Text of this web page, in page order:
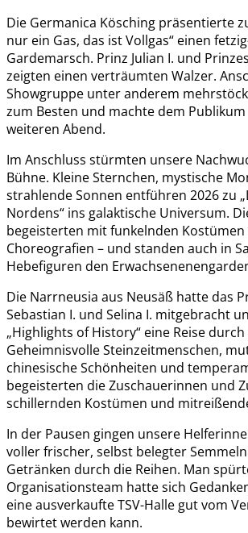
Die Germanica Kösching präsentierte
nur ein Gas, das ist Vollgas“ einen
Gardemarsch. Prinz Julian I. und
zeigten einen verträumten Walzer.
Showgruppe unter anderem
zum Besten und machte dem
weiteren Abend.
Im Anschluss stürmten unsere
Bühne. Kleine Sternchen, mystische
strahlende Sonnen entführen 2026 zu
Nordens“ ins galaktische Universum.
begeisterten mit funkelnden
Choreografien – und standen auch in
Hebefiguren den
Die Narrneusia aus Neusäß hatte das
Sebastian I. und Selina I. mitgebracht
„Highlights of History“ eine Reise durch
Geheimnisvolle Steinzeitmenschen,
chinesische Schönheiten und
begeisterten die Zuschauerinnen und
schillernden Kostümen und
In der Pausen gingen unsere
voller frischer, selbst belegter
Getränken durch die Reihen. Man
Organisationsteam hatte sich
eine ausverkaufte TSV-Halle gut vom
bewirtet werden kann.